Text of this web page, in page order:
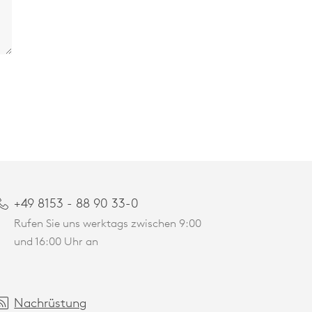
+49 8153 - 88 90 33-0
Rufen Sie uns werktags zwischen 9:00
und 16:00 Uhr an
Nachrüstung